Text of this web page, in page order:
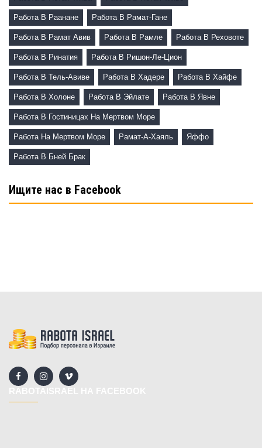
Работа В Раанане Работа В Рамат-Гане
Работа В Рамат Авив Работа В Рамле Работа В Реховоте
Работа В Ринатия Работа В Ришон-Ле-Цион
Работа В Тель-Авиве Работа В Хадере Работа В Хайфе
Работа В Холоне Работа В Эйлате Работа В Явне
Работа В Гостиницах На Мертвом Море
Работа На Мертвом Море Рамат-А-Хаяль Яффо
Работа В Бней Брак
Ищите нас в Facebook